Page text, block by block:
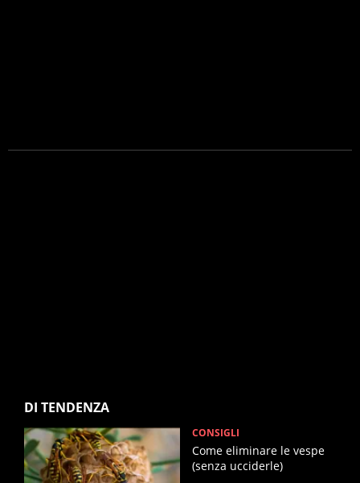
DI TENDENZA
CONSIGLI
Come eliminare le vespe
(senza ucciderle)